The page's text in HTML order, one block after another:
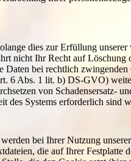
dies zur Erfüllung
nicht Ihr Recht auf Löschung
Daten bei rechtlich
6 Abs. 1 lit. b) DS-GVO)
von Schadensersatz-
des Systems erforderlich sind
bei Ihrer Nutzung
die auf Ihrer Festplatte